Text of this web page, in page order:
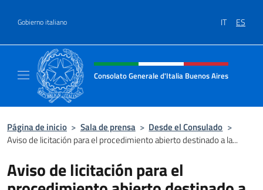
Gobierno italiano IT ES
Encabezado del sitio web,
Consolato Generale d'Italia Buenos Aires
Página de inicio > Sala de prensa > Desde el Consulado >
Aviso de licitación para el procedimiento abierto destinado a la...
Aviso de licitación para el